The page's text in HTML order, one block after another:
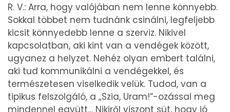
R. V.: Arra, hogy valójában nem lenne könnyebb.
Sokkal többet nem tudnánk csinálni, legfeljebb
kicsit könnyedebb lenne a szerviz. Nikivel
kapcsolatban, aki kint van a vendégek között,
ugyanez a helyzet. Nehéz olyan embert találni,
aki tud kommunikálni a vendégekkel, és
természetesen viselkedik velük. Tudod, van a
tipikus felszolgáló, a „Szia, Uram!”-ozással meg
mindennel együtt… Nikiről viszont süt, hogy jó